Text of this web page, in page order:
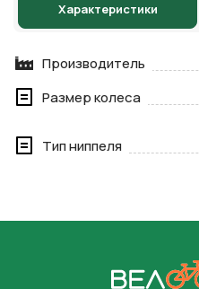
Характеристики
Производитель
Размер колеса
Тип ниппеля